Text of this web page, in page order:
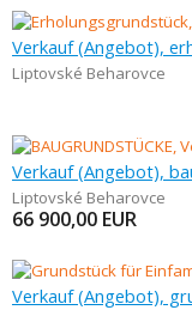
Verkauf (Angebot),
Liptovské Beharovce
Verkauf (Angebot),
Liptovské Beharovce
66 900,00 EUR
Verkauf (Angebot),